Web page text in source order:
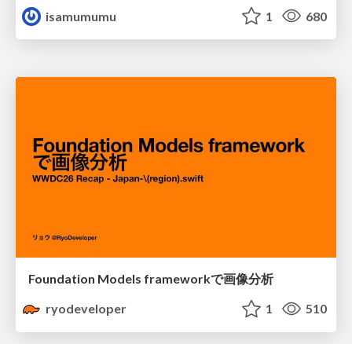
isamumumu
1 680
Foundation Models frameworkで画像分析
ryodeveloper
1 510